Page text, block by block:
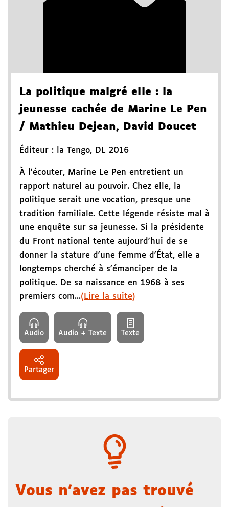
La politique malgré elle : la
jeunesse cachée de Marine Le Pen
/ Mathieu Dejean, David Doucet
Éditeur : la Tengo, DL 2016
À l'écouter, Marine Le Pen entretient un
rapport naturel au pouvoir. Chez elle, la
politique serait une vocation, presque une
tradition familiale. Cette légende résiste mal à
une enquête sur sa jeunesse. Si la présidente
du Front national tente aujourd'hui de se
donner la stature d'une femme d'État, elle a
longtemps cherché à s'émanciper de la
politique. De sa naissance en 1968 à ses
premiers com...(Lire la suite)
Audio Audio + Texte Texte
Partager
Vous n'avez pas trouvé